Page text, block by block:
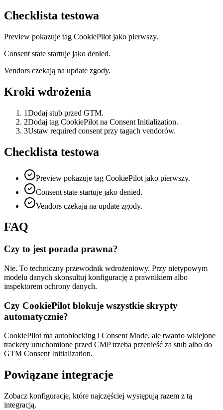
Checklista testowa
Preview pokazuje tag CookiePilot jako pierwszy.
Consent state startuje jako denied.
Vendors czekają na update zgody.
Kroki wdrożenia
1Dodaj stub przed GTM.
2Dodaj tag CookiePilot na Consent Initialization.
3Ustaw required consent przy tagach vendorów.
Checklista testowa
Preview pokazuje tag CookiePilot jako pierwszy.
Consent state startuje jako denied.
Vendors czekają na update zgody.
FAQ
Czy to jest porada prawna?
Nie. To techniczny przewodnik wdrożeniowy. Przy nietypowym
modelu danych skonsultuj konfigurację z prawnikiem albo
inspektorem ochrony danych.
Czy CookiePilot blokuje wszystkie skrypty
automatycznie?
CookiePilot ma autoblocking i Consent Mode, ale twardo wklejone
trackery uruchomione przed CMP trzeba przenieść za stub albo do
GTM Consent Initialization.
Powiązane integracje
Zobacz konfiguracje, które najczęściej występują razem z tą
integracją.